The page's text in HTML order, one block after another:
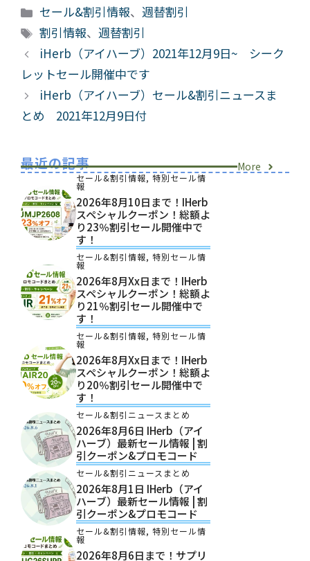
カ
テ
ゴ
リ
ー
セール&割引情報、週替割引
タ
グ
割引情報、週替割引
iHerb（アイハーブ）2021年12月9日~ シーク
レットセール開催中です
iHerb（アイハーブ）セール&割引ニュースま
とめ 2021年12月9日付
最近の記事 More
セール&割引情報, 特別セール情
報
2026年8月10日まで！iHerb
スペシャルクーポン！総額よ
り23％割引セール開催中で
す！
セール&割引情報, 特別セール情
報
2026年8月xx日まで！iHerb
スペシャルクーポン！総額よ
り21％割引セール開催中で
す！
セール&割引情報, 特別セール情
報
2026年8月xx日まで！iHerb
スペシャルクーポン！総額よ
り20％割引セール開催中で
す！
セール&割引ニュースまとめ
2026年8月6日 IHerb（アイ
ハーブ）最新セール情報 | 割
引クーポン&プロモコード
セール&割引ニュースまとめ
2026年8月1日 IHerb（アイ
ハーブ）最新セール情報 | 割
引クーポン&プロモコード
セール&割引情報, 特別セール情
報
2026年8月6日まで！サプリ